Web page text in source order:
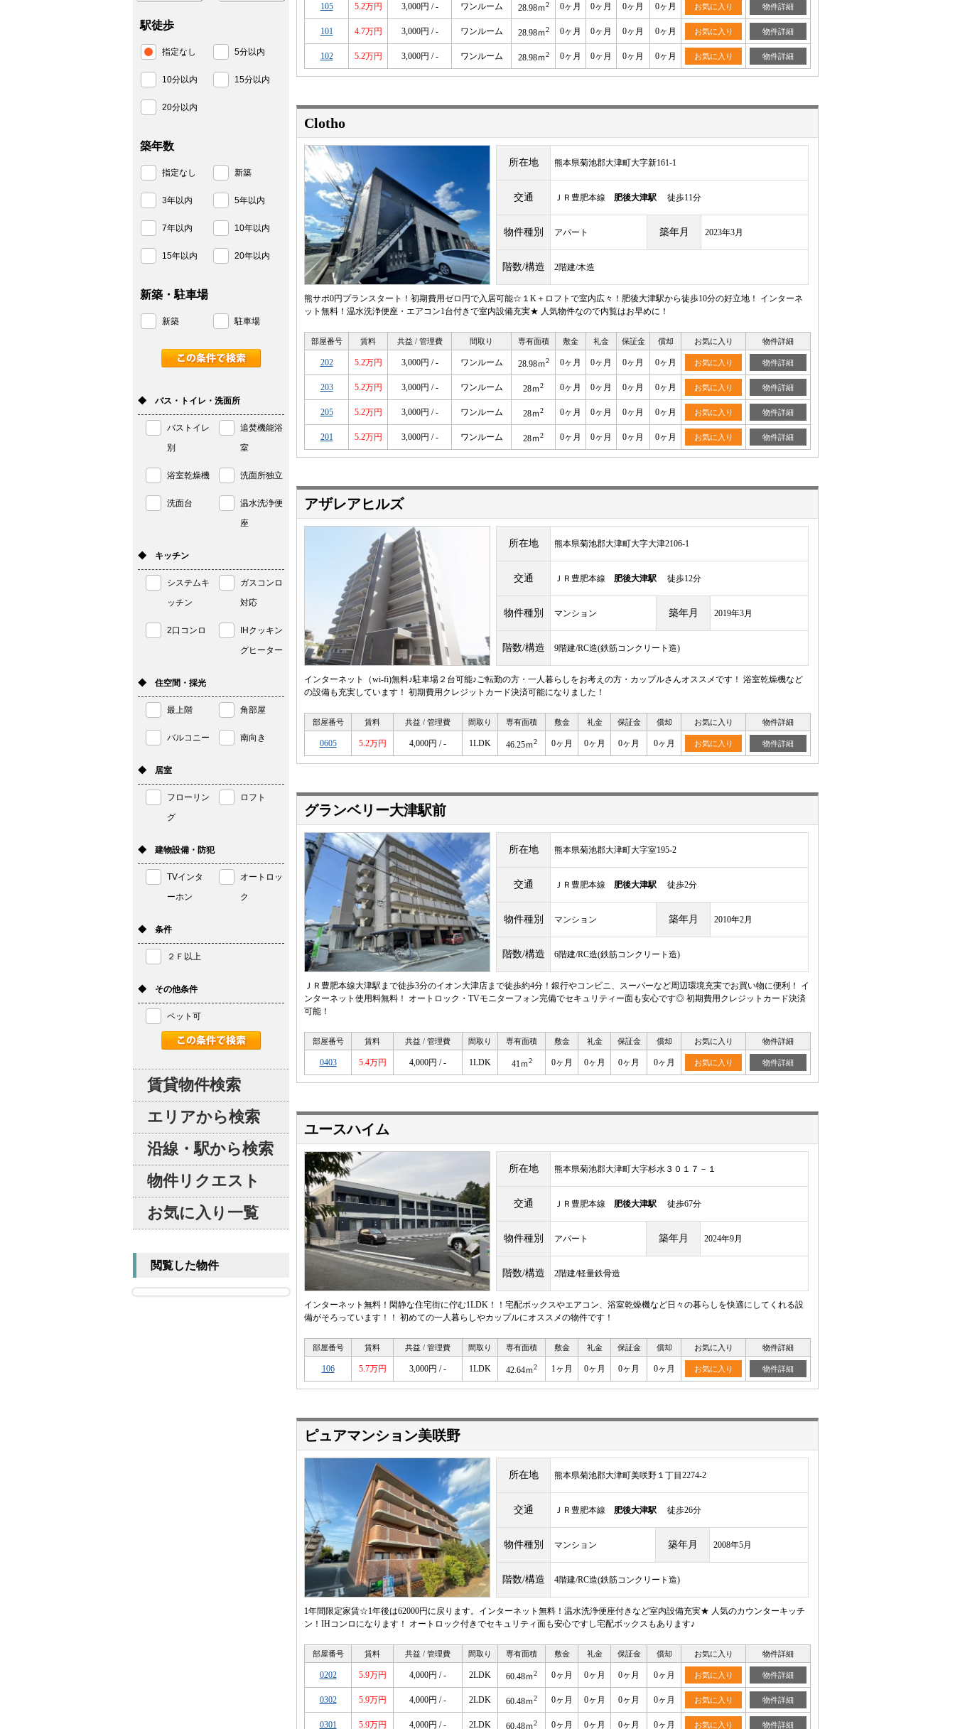
105 5.2万円 3,000円 / - ワンルーム 28.98ｍ2 0ヶ月 0ヶ月 0ヶ月 0ヶ月 お気に入り 物件詳細
101 4.7万円 3,000円 / - ワンルーム 28.98ｍ2 0ヶ月 0ヶ月 0ヶ月 0ヶ月 お気に入り 物件詳細
102 5.2万円 3,000円 / - ワンルーム 28.98ｍ2 0ヶ月 0ヶ月 0ヶ月 0ヶ月 お気に入り 物件詳細
Clotho
所在地 熊本県菊池郡大津町大字新161-1
交通 ＪＲ豊肥本線 肥後大津駅 徒歩11分
物件種別 アパート 築年月 2023年3月
階数/構造 2階建/木造
熊サポ0円プランスタート！初期費用ゼロ円で入居可能☆１K＋ロフトで室内広々！肥後大津駅から徒歩10分の好立地！ インターネ
ット無料！温水洗浄便座・エアコン1台付きで室内設備充実★ 人気物件なので内覧はお早めに！
部屋番号 賃料 共益 / 管理費 間取り 専有面積 敷金 礼金 保証金 償却 お気に入り 物件詳細
202 5.2万円 3,000円 / - ワンルーム 28.98ｍ2 0ヶ月 0ヶ月 0ヶ月 0ヶ月 お気に入り 物件詳細
203 5.2万円 3,000円 / - ワンルーム 28ｍ2 0ヶ月 0ヶ月 0ヶ月 0ヶ月 お気に入り 物件詳細
205 5.2万円 3,000円 / - ワンルーム 28ｍ2 0ヶ月 0ヶ月 0ヶ月 0ヶ月 お気に入り 物件詳細
201 5.2万円 3,000円 / - ワンルーム 28ｍ2 0ヶ月 0ヶ月 0ヶ月 0ヶ月 お気に入り 物件詳細
アザレアヒルズ
所在地 熊本県菊池郡大津町大字大津2106-1
交通 ＪＲ豊肥本線 肥後大津駅 徒歩12分
物件種別 マンション 築年月 2019年3月
階数/構造 9階建/RC造(鉄筋コンクリート造)
インターネット（wi-fi)無料♪駐車場２台可能♪ご転勤の方・一人暮らしをお考えの方・カップルさんオススメです！ 浴室乾燥機など
の設備も充実しています！ 初期費用クレジットカード決済可能になりました！
部屋番号 賃料 共益 / 管理費 間取り 専有面積 敷金 礼金 保証金 償却 お気に入り 物件詳細
0605 5.2万円 4,000円 / - 1LDK 46.25ｍ2 0ヶ月 0ヶ月 0ヶ月 0ヶ月 お気に入り 物件詳細
グランベリー大津駅前
所在地 熊本県菊池郡大津町大字室195-2
交通 ＪＲ豊肥本線 肥後大津駅 徒歩2分
物件種別 マンション 築年月 2010年2月
階数/構造 6階建/RC造(鉄筋コンクリート造)
ＪＲ豊肥本線大津駅まで徒歩3分のイオン大津店まで徒歩約4分！銀行やコンビニ、スーパーなど周辺環境充実でお買い物に便利！ イ
ンターネット使用料無料！ オートロック・TVモニターフォン完備でセキュリティー面も安心です◎ 初期費用クレジットカード決済
可能！
部屋番号 賃料 共益 / 管理費 間取り 専有面積 敷金 礼金 保証金 償却 お気に入り 物件詳細
0403 5.4万円 4,000円 / - 1LDK 41ｍ2 0ヶ月 0ヶ月 0ヶ月 0ヶ月 お気に入り 物件詳細
ユースハイム
所在地 熊本県菊池郡大津町大字杉水３０１７－１
交通 ＪＲ豊肥本線 肥後大津駅 徒歩67分
物件種別 アパート 築年月 2024年9月
階数/構造 2階建/軽量鉄骨造
インターネット無料！閑静な住宅街に佇む1LDK！！宅配ボックスやエアコン、浴室乾燥機など日々の暮らしを快適にしてくれる設
備がそろっています！！ 初めての一人暮らしやカップルにオススメの物件です！
部屋番号 賃料 共益 / 管理費 間取り 専有面積 敷金 礼金 保証金 償却 お気に入り 物件詳細
106 5.7万円 3,000円 / - 1LDK 42.64ｍ2 1ヶ月 0ヶ月 0ヶ月 0ヶ月 お気に入り 物件詳細
ピュアマンション美咲野
所在地 熊本県菊池郡大津町美咲野１丁目2274-2
交通 ＪＲ豊肥本線 肥後大津駅 徒歩26分
物件種別 マンション 築年月 2008年5月
階数/構造 4階建/RC造(鉄筋コンクリート造)
1年間限定家賃☆1年後は62000円に戻ります。インターネット無料！温水洗浄便座付きなど室内設備充実★ 人気のカウンターキッチ
ン！IHコンロになります！ オートロック付きでセキュリティ面も安心ですし宅配ボックスもあります♪
部屋番号 賃料 共益 / 管理費 間取り 専有面積 敷金 礼金 保証金 償却 お気に入り 物件詳細
0202 5.9万円 4,000円 / - 2LDK 60.48ｍ2 0ヶ月 0ヶ月 0ヶ月 0ヶ月 お気に入り 物件詳細
0302 5.9万円 4,000円 / - 2LDK 60.48ｍ2 0ヶ月 0ヶ月 0ヶ月 0ヶ月 お気に入り 物件詳細
0301 5.9万円 4,000円 / - 2LDK 60.48ｍ2 0ヶ月 0ヶ月 0ヶ月 0ヶ月 お気に入り 物件詳細
駅徒歩
指定なし 5分以内
10分以内 15分以内
20分以内
築年数
指定なし 新築
3年以内 5年以内
7年以内 10年以内
15年以内 20年以内
新築・駐車場
新築 駐車場
◆ バス・トイレ・洗面所
バストイレ
別
追焚機能浴
室
浴室乾燥機 洗面所独立
洗面台
温水洗浄便
座
◆ キッチン
システムキ
ッチン
ガスコンロ
対応
2口コンロ
IHクッキン
グヒーター
◆ 住空間・採光
最上階 角部屋
バルコニー 南向き
◆ 居室
フローリン
グ
ロフト
◆ 建物設備・防犯
TVインタ
ーホン
オートロッ
ク
◆ 条件
２Ｆ以上
◆ その他条件
ペット可
賃貸物件検索
エリアから検索
沿線・駅から検索
物件リクエスト
お気に入り一覧
閲覧した物件